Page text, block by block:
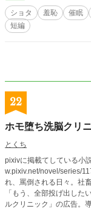
ショタ 羞恥 催眠
短編
22
ホモ堕ち洗脳クリ
とくち
pixivに掲載てしている小
w.pixiv.net/novel/series/11780835 満員電車に揺られ、終わ
れ、罵倒される日々。社
「もう、全部投げ出したい――」 そんな圭史の前に現れたの
ルクリニック」の広告。